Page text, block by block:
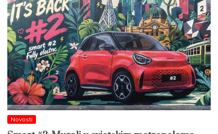
Novosti